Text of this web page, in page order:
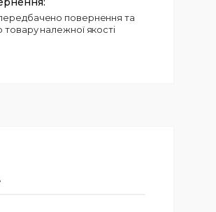
товару належної якості